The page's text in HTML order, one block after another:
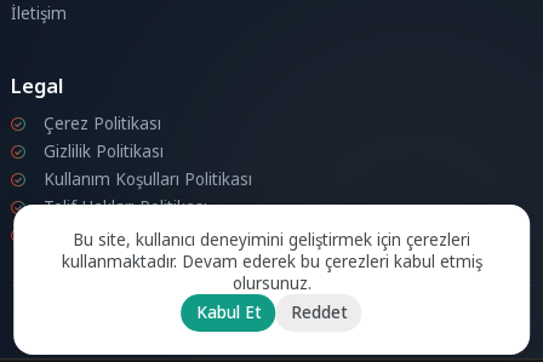
İletişim
Legal
Çerez Politikası
Gizlilik Politikası
Kullanım Koşulları Politikası
Telif Hakları Politikası
İletişim
Bu site, kullanıcı deneyimini geliştirmek için çerezleri
kullanmaktadır. Devam ederek bu çerezleri kabul etmiş
olursunuz.
Kabul Et
Reddet